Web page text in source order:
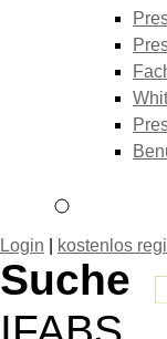
Login kostenlos
Suche